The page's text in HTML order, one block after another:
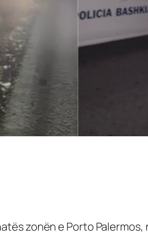
zonën e Porto Palermos,